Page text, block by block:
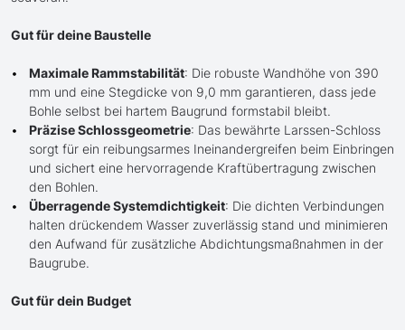
Gut für deine Baustelle
Maximale Rammstabilität: Die robuste Wandhöhe von 390
mm und eine Stegdicke von 9,0 mm garantieren, dass jede
Bohle selbst bei hartem Baugrund formstabil bleibt.
Präzise Schlossgeometrie: Das bewährte Larssen-Schloss
sorgt für ein reibungsarmes Ineinandergreifen beim Einbringen
und sichert eine hervorragende Kraftübertragung zwischen
den Bohlen.
Überragende Systemdichtigkeit: Die dichten Verbindungen
halten drückendem Wasser zuverlässig stand und minimieren
den Aufwand für zusätzliche Abdichtungsmaßnahmen in der
Baugrube.
Gut für dein Budget